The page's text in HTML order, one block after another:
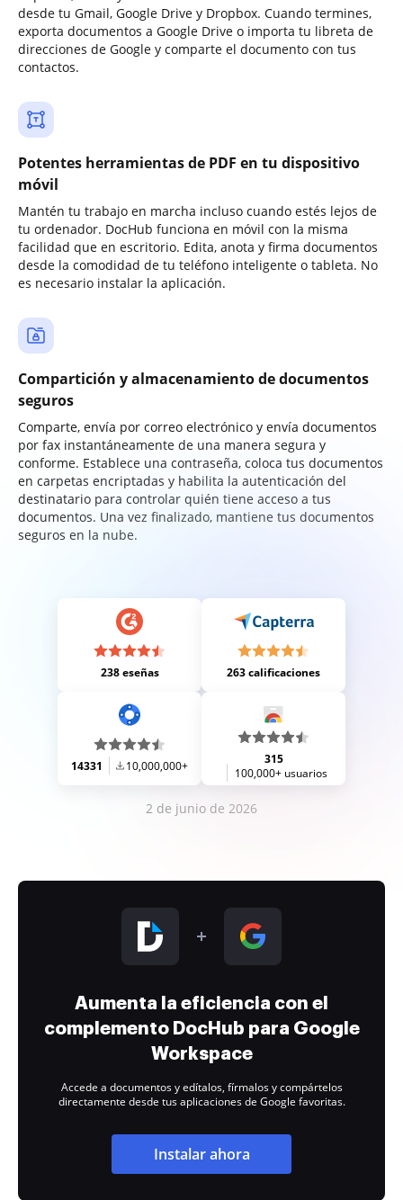
desde tu Gmail, Google Drive y Dropbox. Cuando termines,
exporta documentos a Google Drive o importa tu libreta de
direcciones de Google y comparte el documento con tus
contactos.
Potentes herramientas de PDF en tu dispositivo
móvil
Mantén tu trabajo en marcha incluso cuando estés lejos de
tu ordenador. DocHub funciona en móvil con la misma
facilidad que en escritorio. Edita, anota y firma documentos
desde la comodidad de tu teléfono inteligente o tableta. No
es necesario instalar la aplicación.
Compartición y almacenamiento de documentos
seguros
Comparte, envía por correo electrónico y envía documentos
por fax instantáneamente de una manera segura y
conforme. Establece una contraseña, coloca tus documentos
en carpetas encriptadas y habilita la autenticación del
destinatario para controlar quién tiene acceso a tus
documentos. Una vez finalizado, mantiene tus documentos
seguros en la nube.
238 eseñas 263 calificaciones
14331 10,000,000+
315
100,000+ usuarios
2 de junio de 2026
Aumenta la eficiencia con el
complemento DocHub para Google
Workspace
Accede a documentos y edítalos, fírmalos y compártelos
directamente desde tus aplicaciones de Google favoritas.
Instalar ahora